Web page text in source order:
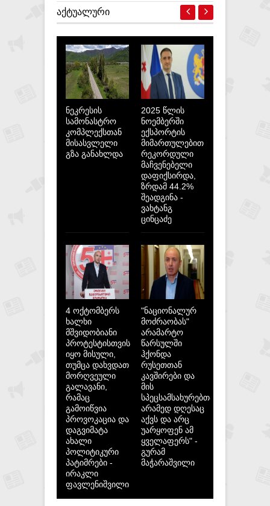
ᲐᲥᲢᲣᲐᲚᲣᲠᲘ
ნეკრესის
სამონასტრო
კომპლექსთან
მისასვლელი
გზა განახლდა
2025 წლის
ნოემბერში
ექსპორტის
მიმართულებით
რეკორდული
მაჩვენებელი
დაფიქსირდა,
ზრდამ 44.2%
შეადგინა -
ვახტანგ
ცინცაძე
4 ოქტომბერს
ხალხი
მშვიდობიანი
პროტესტისთვის
იყო მისული,
თუმცა დახვდათ
მორღვეული
გალავანი,
რამაც
გამოიწვია
პროვოკაცია და
დაგვიმატა
ახალი
პოლიტიკური
პატიმრები -
ირაკლი
ფავლენიშვილი
"ნაციონალურ
მოძრაობას"
არამარტო
წარსულში
ჰქონდა
რუსეთთან
კავშირები და
მის
სპეცსამსახურებთან,
არამედ დღესაც
აქვს და არც
უარყოფენ ამ
ყველაფერს" -
გურამ
მაჭარაშვილი